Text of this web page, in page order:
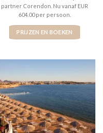
partner Corendon. Nu vanaf EUR
604.00 per persoon.
PRIJZEN EN BOEKEN